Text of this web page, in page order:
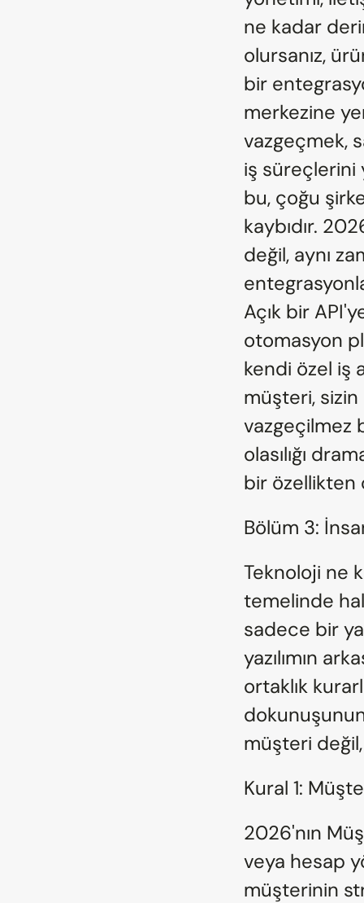
ne kadar
olursanız,
bir
merkezine
vazgeçmek,
iş süreçlerini
bu, çoğu
kaybıdır.
değil, aynı
Açık bir
otomasyon
kendi özel iş
müşteri,
vazgeçilmez
olasılığı
bir özellikten
Bölüm 3:
Teknoloji ne
temelinde
sadece bir
yazılımın
ortaklık
müşteri
Kural 1:
2026'nın
veya hesap
müşterinin